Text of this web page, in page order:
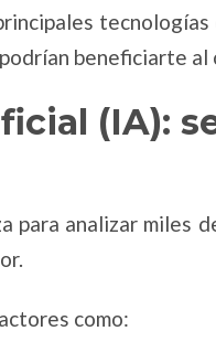
beneficiarte al
(IA):
para analizar miles
como: